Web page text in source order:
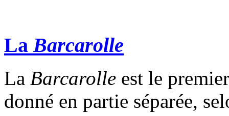
LaBarcarolle
La Barcarolle est le
donné en partie séparée,